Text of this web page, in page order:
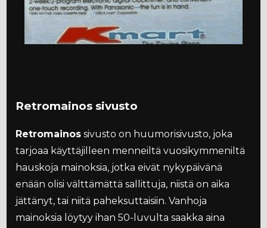
Retromainos sivusto
Retromainos sivusto on huumorisivusto, joka
tarjoaa käyttäjilleen menneiltä vuosikymmeniltä
hauskoja mainoksia, jotka eivät nykypäivänä
enään olisi välttämättä sallittuja, niistä on aika
jättänyt, tai niitä paheksuttaisiin. Vanhoja
mainoksia löytyy ihan 50-luvulta saakka aina